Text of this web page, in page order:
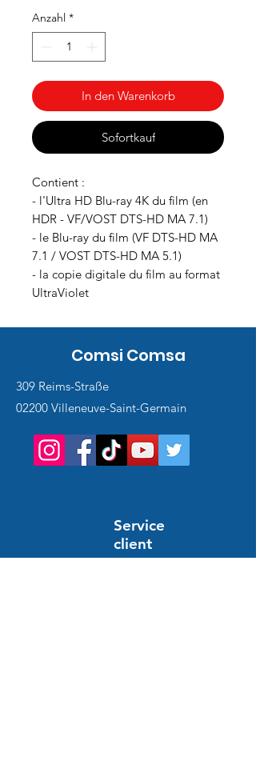
Anzahl *
In den Warenkorb
Sofortkauf
Contient :
- l'Ultra HD Blu-ray 4K du film (en
HDR - VF/VOST DTS-HD MA 7.1)
- le Blu-ray du film (VF DTS-HD MA
7.1 / VOST DTS-HD MA 5.1)
- la copie digitale du film au format
UltraViolet
Comsi Comsa
309 Reims-Straße
02200 Villeneuve-Saint-Germain
Service
client